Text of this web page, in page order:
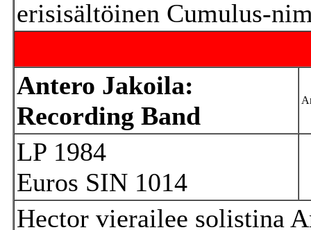
erisisältöinen Cumulus-
Antero Jakoila:
Recording Band
LP 1984
Euros SIN 1014
Hector vierailee solistina